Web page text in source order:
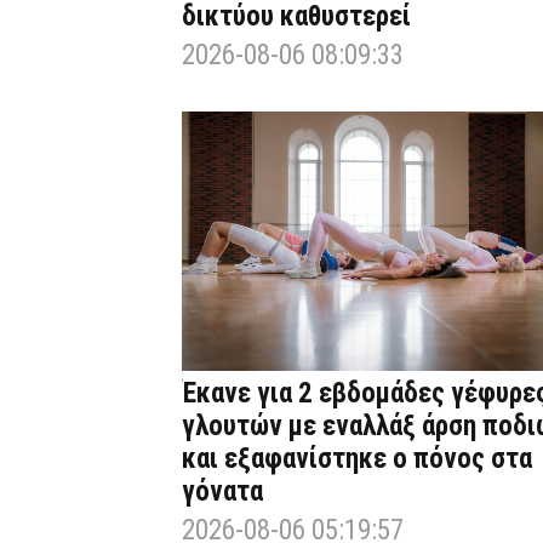
δικτύου καθυστερεί
2026-08-06 08:09:33
Έκανε για 2 εβδομάδες
γλουτών με εναλλάξ άρση
και εξαφανίστηκε ο πόνος στα
γόνατα
2026-08-06 05:19:57